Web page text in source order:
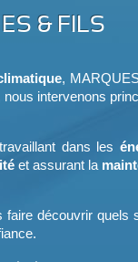
& FILS
,
intervenons
dans les
et assurant la
faire découvrir